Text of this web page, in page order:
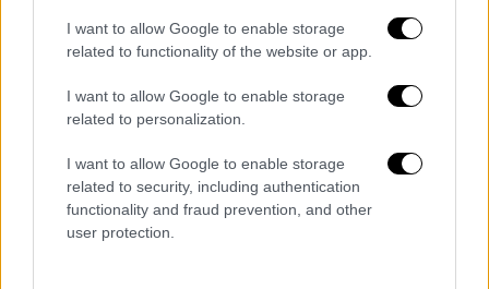
I want to allow Google to enable storage
related to functionality of the website or app.
I want to allow Google to enable storage
related to personalization.
I want to allow Google to enable storage
related to security, including authentication
functionality and fraud prevention, and other
user protection.
Αθλητισμός | 25.08.2024 19:12
παγκόσμιο ρεκόρ με άλμα στα 6,26
μέτρα!
Ο Σουηδός υπεραθλητής βελτίωσε το ρεκόρ